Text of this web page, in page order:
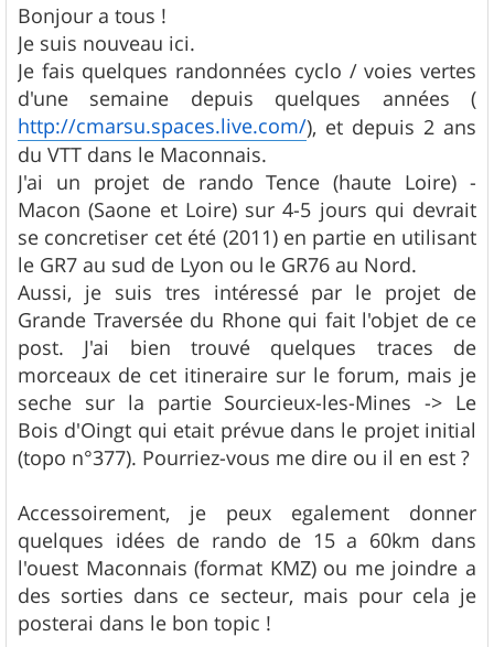
s
s
a
g
e
Bonjour a tous !
Je suis nouveau ici.
Je fais quelques randonnées cyclo / voies vertes
d'une semaine depuis quelques années (
http://cmarsu.spaces.live.com/), et depuis 2 ans
du VTT dans le Maconnais.
J'ai un projet de rando Tence (haute Loire) -
Macon (Saone et Loire) sur 4-5 jours qui devrait
se concretiser cet été (2011) en partie en utilisant
le GR7 au sud de Lyon ou le GR76 au Nord.
Aussi, je suis tres intéressé par le projet de
Grande Traversée du Rhone qui fait l'objet de ce
post. J'ai bien trouvé quelques traces de
morceaux de cet itineraire sur le forum, mais je
seche sur la partie Sourcieux-les-Mines -> Le
Bois d'Oingt qui etait prévue dans le projet initial
(topo n°377). Pourriez-vous me dire ou il en est ?
Accessoirement, je peux egalement donner
quelques idées de rando de 15 a 60km dans
l'ouest Maconnais (format KMZ) ou me joindre a
des sorties dans ce secteur, mais pour cela je
posterai dans le bon topic !